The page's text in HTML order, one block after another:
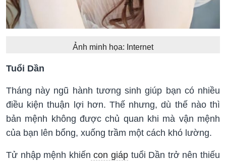
Ảnh minh họa: Internet
Tuổi Dần
Tháng này ngũ hành tương sinh giúp bạn có nhiều
điều kiện thuận lợi hơn. Thế nhưng, dù thế nào thì
bản mệnh không được chủ quan khi mà vận mệnh
của bạn lên bổng, xuống trầm một cách khó lường.
Tử nhập mệnh khiến con giáp tuổi Dần trở nên thiếu